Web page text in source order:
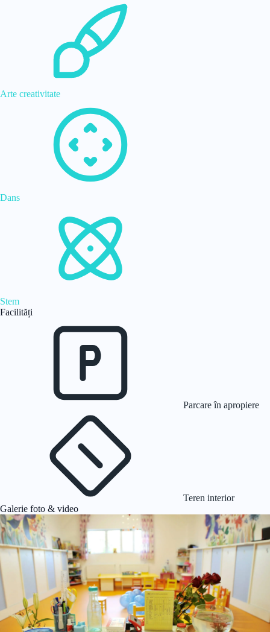
Arte creativitate
Dans
Stem
Facilități
Parcare în apropiere
Teren interior
Galerie foto & video